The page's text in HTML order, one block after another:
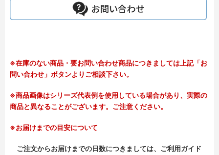
※在庫のない商品・要お問い合わせ商品につきましては上記「お
問い合わせ」ボタンよりご相談下さい。
※商品画像はシリーズ代表例を使用している場合があり、実際の
商品と異なることがございます。ご注意ください。
※お届けまでの目安について
ご注文からお届けまでの日数につきましては、ご利用ガイド